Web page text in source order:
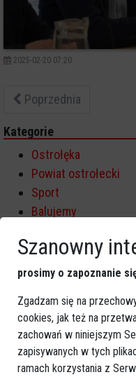
2025-02-20 07:20
Poprzednia
Kategorie
Ostrołęka
Powiat ostrołecki
Sport
Balujemy
Polska
Budujemy
TV Ostrołęka
Kalendarz imprez
sierpień
Szanowny
prosimy o zapoznanie
Zgadzam się na
cookies, jak też na
zachowań w niniejszym
zapisywanych w tych
ramach korzystania z